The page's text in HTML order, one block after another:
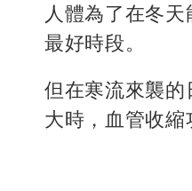
人體為了在冬
最好時段。
但在寒流來襲
大時，血管收